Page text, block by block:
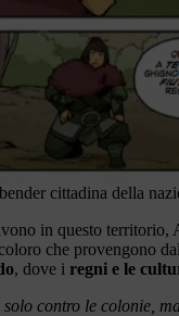
cittadina della
in questo
che provengono
, dove i regni e le
contro le colonie,